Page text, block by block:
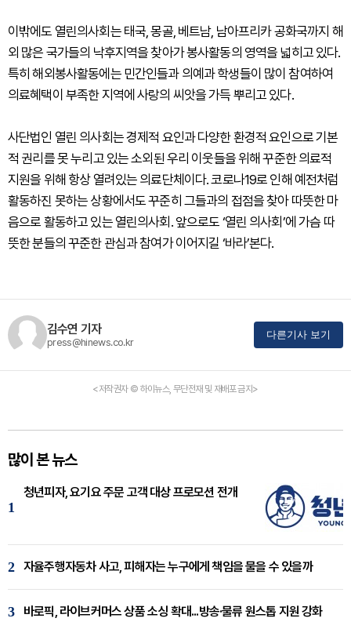
이밖에도 열린의사회는 태국, 몽골, 베트남, 남아프리카 공화국까지 해
외 많은 국가들의 낙후지역을 찾아가 봉사활동의 영역을 넓히고 있다.
특히 해외봉사활동에는 민간인들과 의예과 학생들이 많이 참여하여
의료혜택이 부족한 지역에 사랑의 씨앗을 가득 뿌리고 있다.
사단법인 열린 의사회는 경제적 요인과 다양한 환경적 요인으로 기본
적 권리를 못 누리고 있는 소외된 우리 이웃들을 위해 꾸준한 의료적
지원을 위해 항상 열려있는 의료단체이다. 코로나19로 인해 예전처럼
활동하진 못하는 상황에서도 꾸준히 그들과의 접점을 찾아 따뜻한 마
음으로 활동하고 있는 열린의사회. 앞으로도 ‘열린 의사회’에 가슴 따
뜻한 분들의 꾸준한 관심과 참여가 이어지길 ‘바라’본다.
김수연 기자
press@hinews.co.kr
다른기사 보기
<저작권자 © 하이뉴스, 무단전재 및 재배포 금지>
많이 본 뉴스
1
청년피자, 요기요 주문 고객 대상 프로모션 전개
2 자율주행자동차 사고, 피해자는 누구에게 책임을 물을 수 있을까
3 바로픽, 라이브커머스 상품 소싱 확대...방송·물류 원스톱 지원 강화